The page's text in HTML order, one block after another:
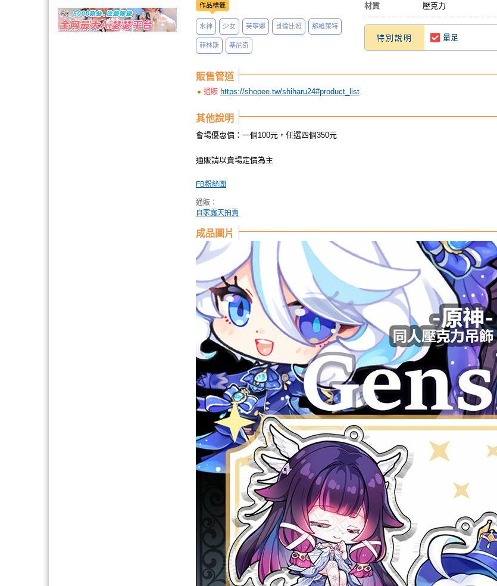
作品標籤
水神 少女 芙寧娜 哥倫比婭 那維萊特
菲林斯 基尼奇
材質 壓克力
特別說明 量足
販售管道
通販 https://shopee.tw/shiharu24#product_list
其他說明
會場優惠價：一個100元，任選四個350元
通販請以賣場定價為主
FB粉絲團
通販：
自家露天拍賣
成品圖片